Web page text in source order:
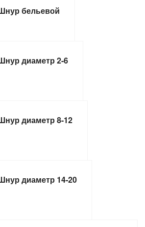
И ОТДЕЛОЧНЫЕ МАТЕРИАЛЫ
И ТУРИЗМА
БЕНЗОИНСТРУМЕНТЫ
бельевой
диаметр 2-6
диаметр 8-12
диаметр 14-20